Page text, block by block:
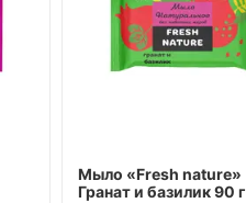
Мыло «Fresh nature»
Гранат и базилик 90 г